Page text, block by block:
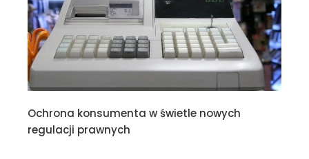
Ochrona konsumenta w świetle nowych
regulacji prawnych